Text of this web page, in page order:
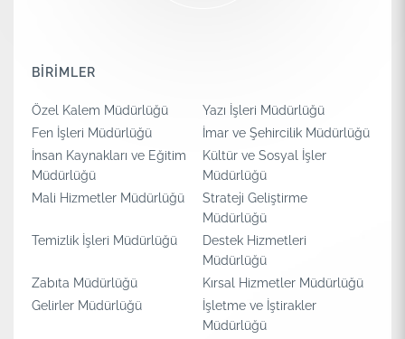
BİRİMLER
Özel Kalem Müdürlüğü
Yazı İşleri Müdürlüğü
Fen İşleri Müdürlüğü
İmar ve Şehircilik Müdürlüğü
İnsan Kaynakları ve Eğitim
Müdürlüğü
Kültür ve Sosyal İşler
Müdürlüğü
Mali Hizmetler Müdürlüğü
Strateji Geliştirme
Müdürlüğü
Temizlik İşleri Müdürlüğü
Destek Hizmetleri
Müdürlüğü
Zabıta Müdürlüğü
Kırsal Hizmetler Müdürlüğü
Gelirler Müdürlüğü
İşletme ve İştirakler
Müdürlüğü